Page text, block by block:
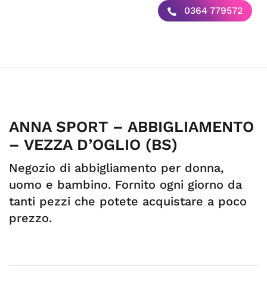
0364 779572
ANNA SPORT – ABBIGLIAMENTO
– VEZZA D’OGLIO (BS)
Negozio di abbigliamento per donna,
uomo e bambino. Fornito ogni giorno da
tanti pezzi che potete acquistare a poco
prezzo.